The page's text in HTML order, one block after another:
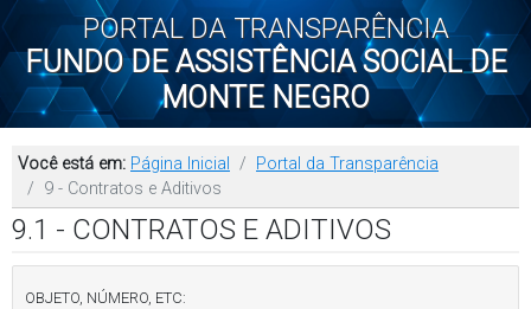
PORTAL DA TRANSPARÊNCIA
FUNDO DE ASSISTÊNCIA SOCIAL DE
MONTE NEGRO
Você está em: Página Inicial
Portal da Transparência
9 - Contratos e Aditivos
9.1 - CONTRATOS E ADITIVOS
OBJETO, NÚMERO, ETC: